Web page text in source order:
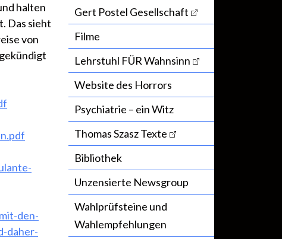
halten
Das sieht
von
den-
daher-
Gert Postel Gesellschaft
Filme
Lehrstuhl FÜR Wahnsinn
Website des Horrors
Psychiatrie – ein Witz
Thomas Szasz Texte
Bibliothek
Unzensierte Newsgroup
Wahlprüfsteine und
Wahlempfehlungen